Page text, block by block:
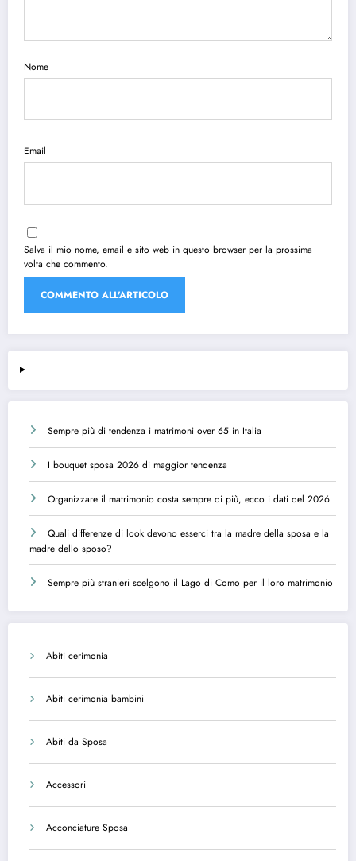
Nome
Email
Salva il mio nome, email e sito web in questo browser per la prossima
volta che commento.
Sempre più di tendenza i matrimoni over 65 in Italia
I bouquet sposa 2026 di maggior tendenza
Organizzare il matrimonio costa sempre di più, ecco i dati del 2026
Quali differenze di look devono esserci tra la madre della sposa e la
madre dello sposo?
Sempre più stranieri scelgono il Lago di Como per il loro matrimonio
Abiti cerimonia
Abiti cerimonia bambini
Abiti da Sposa
Accessori
Acconciature Sposa